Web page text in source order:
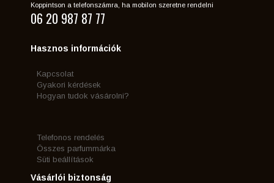
Koppintson a telefonszámra, ha mobilon szeretne rendelni
06 20 987 87 77
Hasznos információk
Kapcsolat
Gyakori kérdések
Hogyan tudok vásárolni?
Telefonos rendelés
Összes parfummárka
Süti beállítások
Vásárlói biztonság